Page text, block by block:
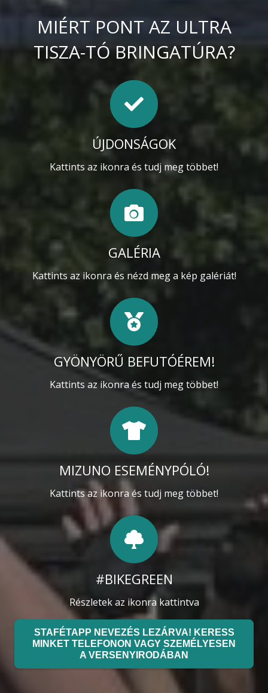
MIÉRT PONT AZ ULTRA
TISZA-TÓ BRINGATÚRA?
ÚJDONSÁGOK
Kattints az ikonra és tudj meg többet!
GALÉRIA
Kattints az ikonra és nézd meg a kép galériát!
GYÖNYÖRŰ BEFUTÓÉREM!
Kattints az ikonra és tudj meg többet!
MIZUNO ESEMÉNYPÓLÓ!
Kattints az ikonra és tudj meg többet!
#BIKEGREEN
Részletek az ikonra kattintva
STAFÉTAPP NEVEZÉS LEZÁRVA! KERESS
MINKET TELEFONON VAGY SZEMÉLYESEN
A VERSENYIRODÁBAN